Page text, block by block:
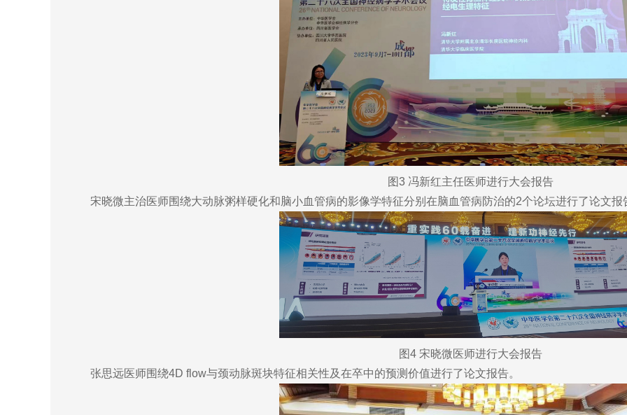
图3 冯新红主任医师进行大会报告
宋晓微主治医师围绕大动脉粥样硬化和脑小血管病的影像学特征分别在脑血管病防治的2个论坛进行了论文报
图4 宋晓微医师进行大会报告
张思远医师围绕4D flow与颈动脉斑块特征相关性及在卒中的预测价值进行了论文报告。